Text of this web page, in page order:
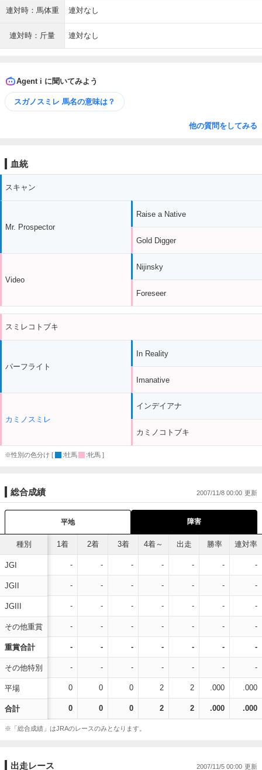
連対時：馬体重 連対なし
連対時：斤量 連対なし
Agent i に聞いてみよう
スガノスミレ 馬名の意味は？
他の質問をしてみる
血統
スキャン
Mr. Prospector
Video
Raise a Native
Gold Digger
Nijinsky
Foreseer
スミレコトブキ
パーフライト
カミノスミレ
In Reality
Imanative
インデイアナ
カミノコトブキ
※性別の色分け [ :牡馬 :牝馬 ]
総合成績 2007/11/8 00:00
平地 障害
種別
JGI
JGII
JGIII
その他重賞
重賞合計
その他特別
平場
合計
1着 2着 3着 4着～ 出走 勝率 連対率
- - - - - - -
- - - - - - -
- - - - - - -
- - - - - - -
- - - - - - -
- - - - - - -
0 0 0 2 2 .000 .000
0 0 0 2 2 .000 .000
※「総合成績」はJRAのレースのみとなります。
出走レース 2007/11/5 00:00